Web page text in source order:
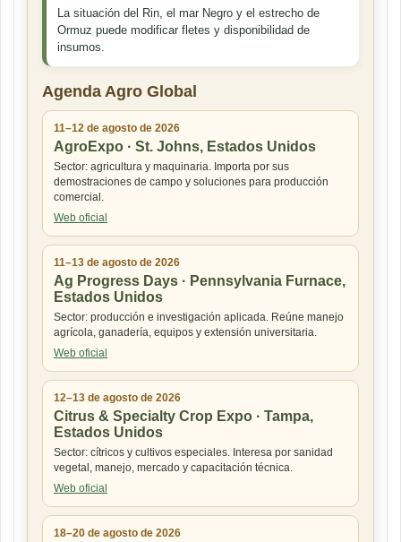
La situación del Rin, el mar Negro y el estrecho de
Ormuz puede modificar fletes y disponibilidad de
insumos.
Agenda Agro Global
11–12 de agosto de 2026
AgroExpo · St. Johns, Estados Unidos
Sector: agricultura y maquinaria. Importa por sus
demostraciones de campo y soluciones para producción
comercial.
Web oficial
11–13 de agosto de 2026
Ag Progress Days · Pennsylvania Furnace,
Estados Unidos
Sector: producción e investigación aplicada. Reúne manejo
agrícola, ganadería, equipos y extensión universitaria.
Web oficial
12–13 de agosto de 2026
Citrus & Specialty Crop Expo · Tampa,
Estados Unidos
Sector: cítricos y cultivos especiales. Interesa por sanidad
vegetal, manejo, mercado y capacitación técnica.
Web oficial
18–20 de agosto de 2026